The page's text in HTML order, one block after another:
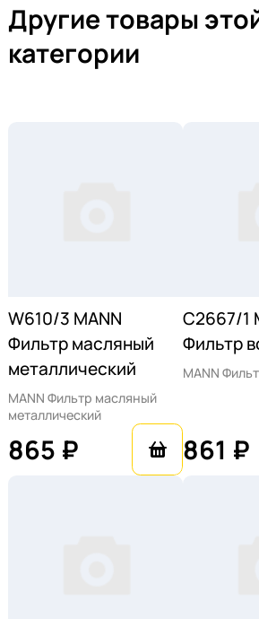
Другие товары
категории
W610/3 MANN
Фильтр масляный
металлический
MANN Фильтр масляный
металлический
865 ₽
C2667/1
Фильтр
MANN
861 ₽